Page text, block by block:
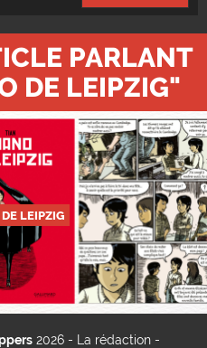
PARLANT
DE LEIPZIG"
LEIPZIG
2026 - La rédaction -